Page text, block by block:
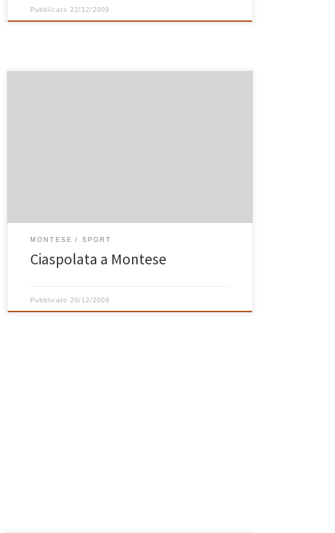
Pubblicato22/12/2009
MONTESE SPORT
Ciaspolata a Montese
Pubblicato20/12/2009